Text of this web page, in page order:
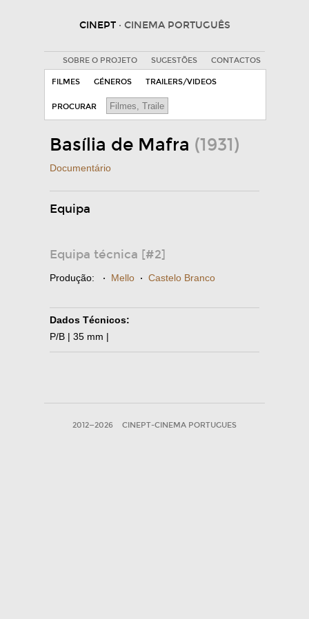
CINEPT · CINEMA PORTUGUÊS
SOBRE O PROJETO SUGESTÕES CONTACTOS
FILMES GÉNEROS TRAILERS/VIDEOS
PROCURAR
Basília de Mafra (1931)
Documentário
Equipa
Equipa técnica [#2]
Produção: · Mello · Castelo Branco
Dados Técnicos:
P/B | 35 mm |
2012—2026 CINEPT-CINEMA PORTUGUES